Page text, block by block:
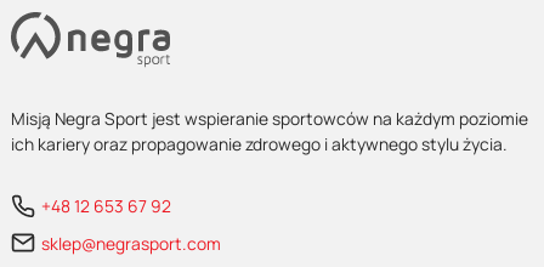
Misją Negra Sport jest wspieranie sportowców na każdym poziomie
ich kariery oraz propagowanie zdrowego i aktywnego stylu życia.
+48 12 653 67 92
sklep@negrasport.com